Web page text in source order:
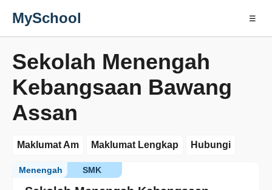
MySchool ☰
Sekolah Menengah
Kebangsaan Bawang
Assan
Maklumat Am Maklumat Lengkap Hubungi
SMK
Menengah